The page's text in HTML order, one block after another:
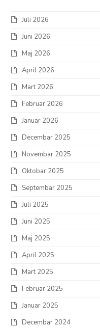
Juli 2026
Juni 2026
Maj 2026
April 2026
Mart 2026
Februar 2026
Januar 2026
Decembar 2025
Novembar 2025
Oktobar 2025
Septembar 2025
Juli 2025
Juni 2025
Maj 2025
April 2025
Mart 2025
Februar 2025
Januar 2025
Decembar 2024